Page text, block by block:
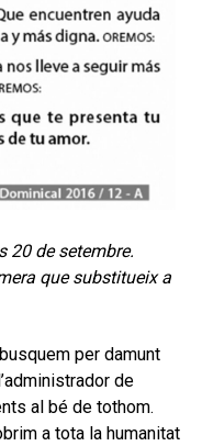
20 de setembre.
que substitueix a
per damunt
de
al bé de tothom.
a tota la humanitat